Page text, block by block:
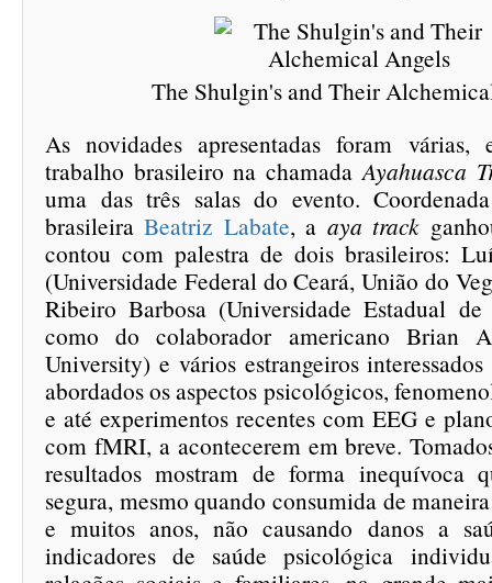
The Shulgin's and Their
As novidades apresentadas foram
trabalho brasileiro na chamadaAyahuasca
uma das três salas do evento.
brasileiraBeatriz Labate, a aya track
contou com palestra de dois brasileiros:
(Universidade Federal do Ceará, União do
Ribeiro Barbosa (Universidade Estadual
como do colaborador americano Brian
University) e vários estrangeiros
abordados os aspectos psicológicos,
e até experimentos recentes com EEG e
com fMRI, a acontecerem em breve.
resultados mostram de forma inequívoca
segura, mesmo quando consumida de
e muitos anos, não causando danos a
indicadores de saúde psicológica